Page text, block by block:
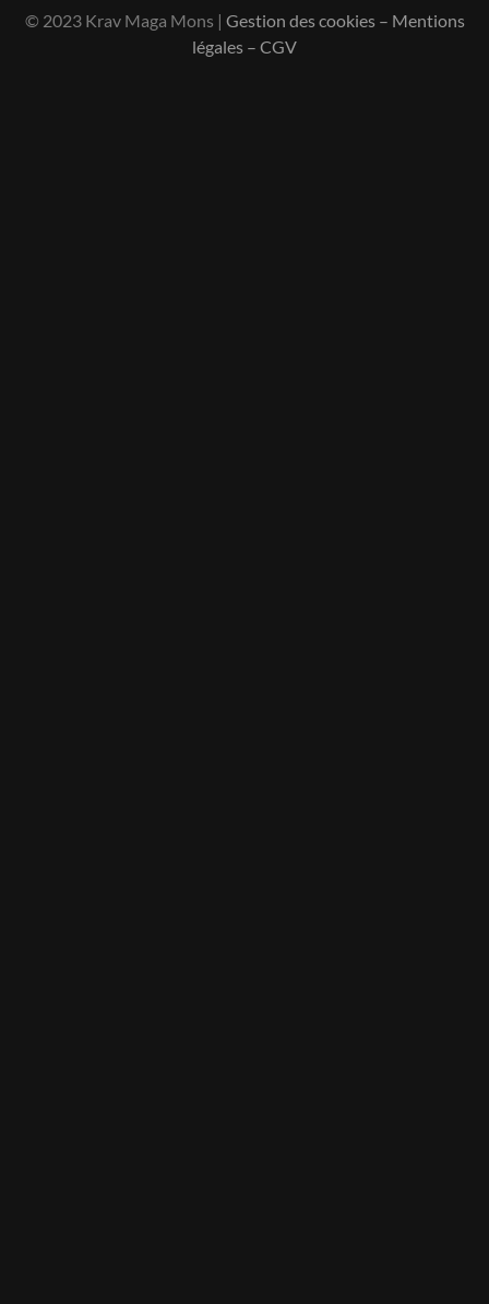
© 2023 Krav Maga Mons | Gestion des cookies– Mentions
légales – CGV